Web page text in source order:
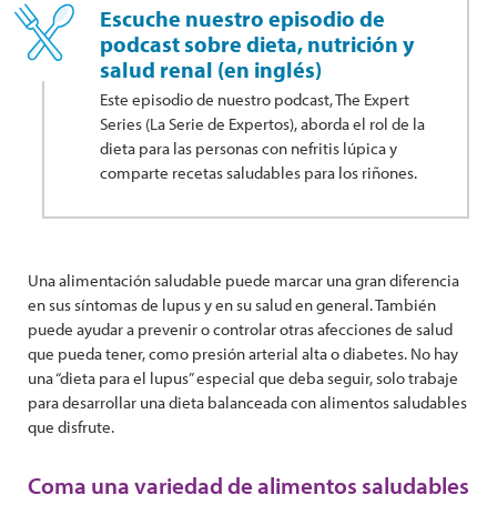
Escuche nuestro episodio de
podcast sobre dieta, nutrición y
salud renal (en inglés)
Este episodio de nuestro podcast, The Expert
Series (La Serie de Expertos), aborda el rol de la
dieta para las personas con nefritis lúpica y
comparte recetas saludables para los riñones.
Una alimentación saludable puede marcar una gran diferencia
en sus síntomas de lupus y en su salud en general. También
puede ayudar a prevenir o controlar otras afecciones de salud
que pueda tener, como presión arterial alta o diabetes. No hay
una “dieta para el lupus” especial que deba seguir, solo trabaje
para desarrollar una dieta balanceada con alimentos saludables
que disfrute.
Coma una variedad de alimentos saludables